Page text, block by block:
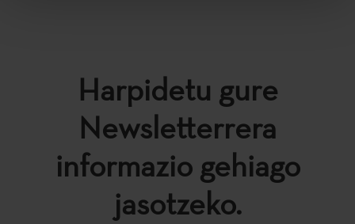
Harpidetu gure
Newsletterrera
informazio gehiago
jasotzeko.